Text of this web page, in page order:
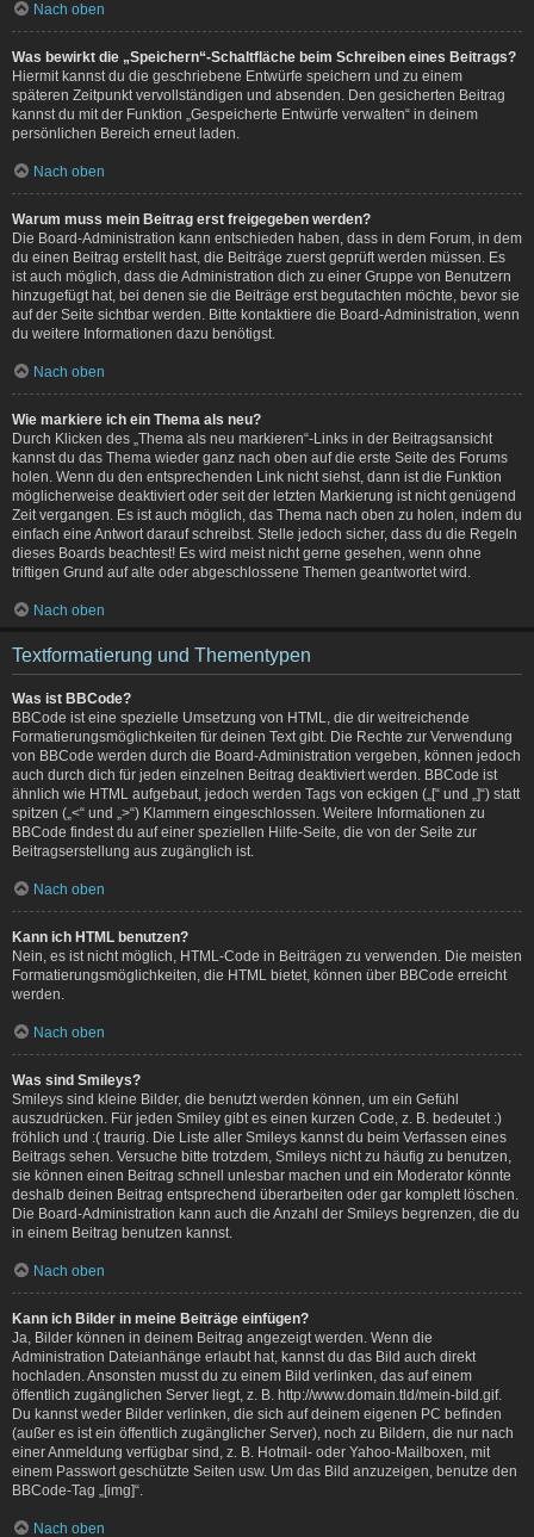
Nach oben
Was bewirkt die „Speichern“-Schaltfläche beim Schreiben eines Beitrags?
Hiermit kannst du die geschriebene Entwürfe speichern und zu einem
späteren Zeitpunkt vervollständigen und absenden. Den gesicherten Beitrag
kannst du mit der Funktion „Gespeicherte Entwürfe verwalten“ in deinem
persönlichen Bereich erneut laden.
Nach oben
Warum muss mein Beitrag erst freigegeben werden?
Die Board-Administration kann entschieden haben, dass in dem Forum, in dem
du einen Beitrag erstellt hast, die Beiträge zuerst geprüft werden müssen. Es
ist auch möglich, dass die Administration dich zu einer Gruppe von Benutzern
hinzugefügt hat, bei denen sie die Beiträge erst begutachten möchte, bevor sie
auf der Seite sichtbar werden. Bitte kontaktiere die Board-Administration, wenn
du weitere Informationen dazu benötigst.
Nach oben
Wie markiere ich ein Thema als neu?
Durch Klicken des „Thema als neu markieren“-Links in der Beitragsansicht
kannst du das Thema wieder ganz nach oben auf die erste Seite des Forums
holen. Wenn du den entsprechenden Link nicht siehst, dann ist die Funktion
möglicherweise deaktiviert oder seit der letzten Markierung ist nicht genügend
Zeit vergangen. Es ist auch möglich, das Thema nach oben zu holen, indem du
einfach eine Antwort darauf schreibst. Stelle jedoch sicher, dass du die Regeln
dieses Boards beachtest! Es wird meist nicht gerne gesehen, wenn ohne
triftigen Grund auf alte oder abgeschlossene Themen geantwortet wird.
Nach oben
Textformatierung und Thementypen
Was ist BBCode?
BBCode ist eine spezielle Umsetzung von HTML, die dir weitreichende
Formatierungsmöglichkeiten für deinen Text gibt. Die Rechte zur Verwendung
von BBCode werden durch die Board-Administration vergeben, können jedoch
auch durch dich für jeden einzelnen Beitrag deaktiviert werden. BBCode ist
ähnlich wie HTML aufgebaut, jedoch werden Tags von eckigen („[“ und „]“) statt
spitzen („<“ und „>“) Klammern eingeschlossen. Weitere Informationen zu
BBCode findest du auf einer speziellen Hilfe-Seite, die von der Seite zur
Beitragserstellung aus zugänglich ist.
Nach oben
Kann ich HTML benutzen?
Nein, es ist nicht möglich, HTML-Code in Beiträgen zu verwenden. Die meisten
Formatierungsmöglichkeiten, die HTML bietet, können über BBCode erreicht
werden.
Nach oben
Was sind Smileys?
Smileys sind kleine Bilder, die benutzt werden können, um ein Gefühl
auszudrücken. Für jeden Smiley gibt es einen kurzen Code, z. B. bedeutet :)
fröhlich und :( traurig. Die Liste aller Smileys kannst du beim Verfassen eines
Beitrags sehen. Versuche bitte trotzdem, Smileys nicht zu häufig zu benutzen,
sie können einen Beitrag schnell unlesbar machen und ein Moderator könnte
deshalb deinen Beitrag entsprechend überarbeiten oder gar komplett löschen.
Die Board-Administration kann auch die Anzahl der Smileys begrenzen, die du
in einem Beitrag benutzen kannst.
Nach oben
Kann ich Bilder in meine Beiträge einfügen?
Ja, Bilder können in deinem Beitrag angezeigt werden. Wenn die
Administration Dateianhänge erlaubt hat, kannst du das Bild auch direkt
hochladen. Ansonsten musst du zu einem Bild verlinken, das auf einem
öffentlich zugänglichen Server liegt, z. B. http://www.domain.tld/mein-bild.gif.
Du kannst weder Bilder verlinken, die sich auf deinem eigenen PC befinden
(außer es ist ein öffentlich zugänglicher Server), noch zu Bildern, die nur nach
einer Anmeldung verfügbar sind, z. B. Hotmail- oder Yahoo-Mailboxen, mit
einem Passwort geschützte Seiten usw. Um das Bild anzuzeigen, benutze den
BBCode-Tag „[img]“.
Nach oben